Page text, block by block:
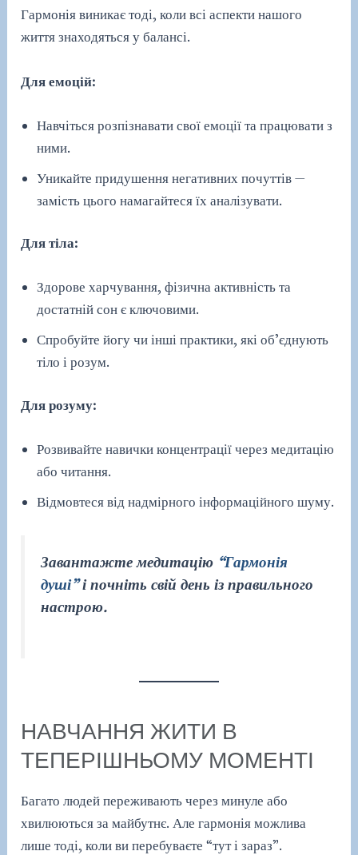
Гармонія виникає тоді, коли всі аспекти нашого
життя знаходяться у балансі.
Для емоцій:
Навчіться розпізнавати свої емоції та працювати з
ними.
Уникайте придушення негативних почуттів —
замість цього намагайтеся їх аналізувати.
Для тіла:
Здорове харчування, фізична активність та
достатній сон є ключовими.
Спробуйте йогу чи інші практики, які об’єднують
тіло і розум.
Для розуму:
Розвивайте навички концентрації через медитацію
або читання.
Відмовтеся від надмірного інформаційного шуму.
Завантажте медитацію “Гармонія
душі”і почніть свій день із правильного
настрою.
НАВЧАННЯ ЖИТИ В
ТЕПЕРІШНЬОМУ МОМЕНТІ
Багато людей переживають через минуле або
хвилюються за майбутнє. Але гармонія можлива
лише тоді, коли ви перебуваєте “тут і зараз”.